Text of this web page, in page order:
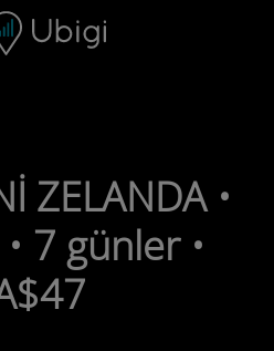
Alt bilgi
ZELANDA •
7 günler •